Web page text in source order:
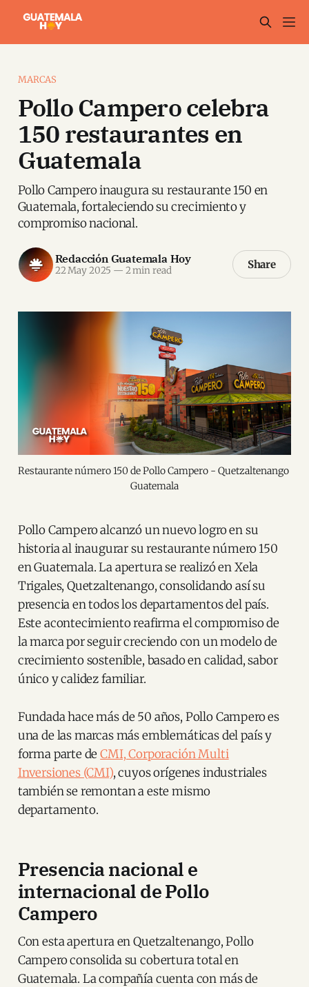
MARCAS
Pollo Campero celebra
150 restaurantes en
Guatemala
Pollo Campero inaugura su restaurante 150 en
Guatemala, fortaleciendo su crecimiento y
compromiso nacional.
Redacción Guatemala Hoy
22 May 2025 — 2 min read Share
Restaurante número 150 de Pollo Campero - Quetzaltenango
Guatemala
Pollo Campero alcanzó un nuevo logro en su
historia al inaugurar su restaurante número 150
en Guatemala. La apertura se realizó en Xela
Trigales, Quetzaltenango, consolidando así su
presencia en todos los departamentos del país.
Este acontecimiento reafirma el compromiso de
la marca por seguir creciendo con un modelo de
crecimiento sostenible, basado en calidad, sabor
único y calidez familiar.
Fundada hace más de 50 años, Pollo Campero es
una de las marcas más emblemáticas del país y
forma parte deCMI,Corporación Multi
Inversiones (CMI), cuyos orígenes industriales
también se remontan a este mismo
departamento.
Presencia nacional e
internacional de Pollo
Campero
Con esta apertura en Quetzaltenango, Pollo
Campero consolida su cobertura total en
Guatemala. La compañía cuenta con más de